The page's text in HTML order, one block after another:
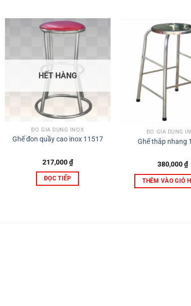
HẾT HÀNG
ĐỒ GIA DỤNG INOX
Ghế đon quầy cao inox 11517
217,000₫
ĐỌC TIẾP
ĐỒ GIA DỤNG
Ghế thắp nhang
380,000₫
THÊM VÀO GIỎ